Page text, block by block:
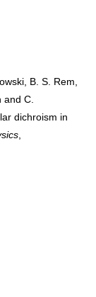
B. S. Rem,
C.
dichroism in